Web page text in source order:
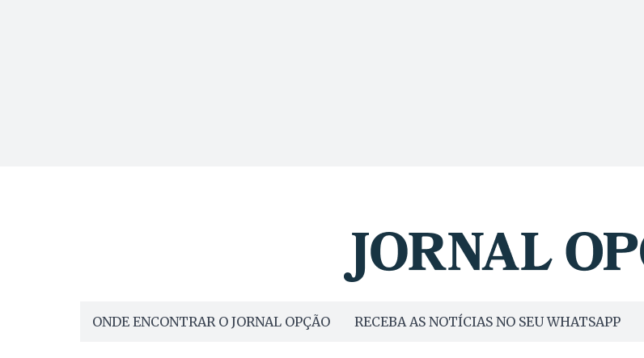
ONDE ENCONTRAR O JORNAL OPÇÃO RECEBA AS NOTÍCIAS NO SEU WHATSAPP